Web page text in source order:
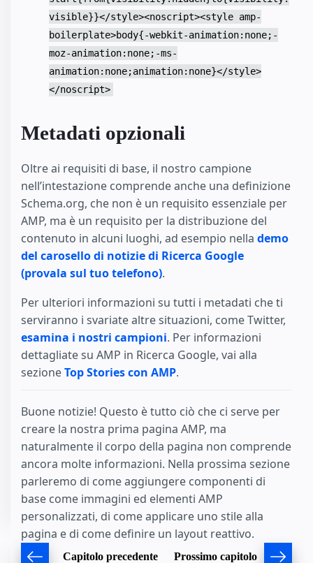
visible}}</style><noscript><style amp-
boilerplate>body{-webkit-animation:none;-
moz-animation:none;-ms-
animation:none;animation:none}</style>
</noscript>
Metadati opzionali
Oltre ai requisiti di base, il nostro campione
nell’intestazione comprende anche una definizione
Schema.org, che non è un requisito essenziale per
AMP, ma è un requisito per la distribuzione del
contenuto in alcuni luoghi, ad esempio nella demo
del carosello di notizie di Ricerca Google
(provala sul tuo telefono).
Per ulteriori informazioni su tutti i metadati che ti
serviranno i svariate altre situazioni, come Twitter,
esamina i nostri campioni. Per informazioni
dettagliate su AMP in Ricerca Google, vai alla
sezioneTop Stories con AMP.
Buone notizie! Questo è tutto ciò che ci serve per
creare la nostra prima pagina AMP, ma
naturalmente il corpo della pagina non comprende
ancora molte informazioni. Nella prossima sezione
parleremo di come aggiungere componenti di
base come immagini ed elementi AMP
personalizzati, di come applicare uno stile alla
pagina e di come definire un layout reattivo.
Capitolo precedente Prossimo capitolo